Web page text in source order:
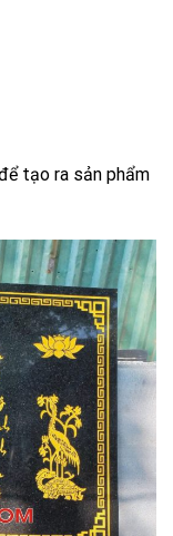
tạo ra sản phẩm